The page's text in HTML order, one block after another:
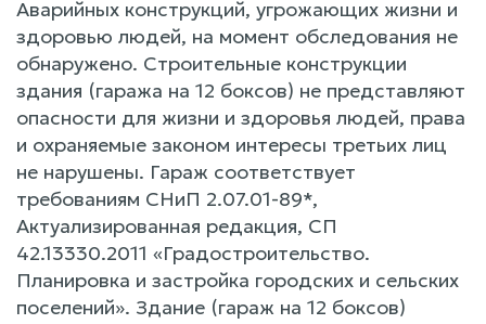
Аварийных конструкций, угрожающих жизни и
здоровью людей, на момент обследования не
обнаружено. Строительные конструкции
здания (гаража на 12 боксов) не представляют
опасности для жизни и здоровья людей, права
и охраняемые законом интересы третьих лиц
не нарушены. Гараж соответствует
требованиям СНиП 2.07.01-89*,
Актуализированная редакция, СП
42.13330.2011 «Градостроительство.
Планировка и застройка городских и сельских
поселений». Здание (гараж на 12 боксов)